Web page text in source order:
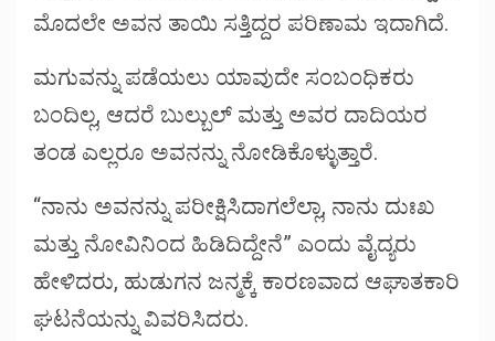
ಮೊದಲೇ ಅವನ ತಾಯಿ ಸತ್ತಿದ್ದರ ಪರಿಣಾಮ ಇದಾಗಿದೆ.
ಮಗುವನ್ನು ಪಡೆಯಲು ಯಾವುದೇ ಸಂಬಂಧಿಕರು
ಬಂದಿಲ್ಲ, ಆದರೆ ಬುಲ್ಬುಲ್ ಮತ್ತು ಅವರ ದಾದಿಯರ
ತಂಡ ಎಲ್ಲರೂ ಅವನನ್ನು ನೋಡಿಕೊಳ್ಳುತ್ತಾರೆ.
“ನಾನು ಅವನನ್ನು ಪರೀಕ್ಷಿಸಿದಾಗಲೆಲ್ಲಾ, ನಾನು ದುಃಖ
ಮತ್ತು ನೋವಿನಿಂದ ಹಿಡಿದಿದ್ದೇನೆ” ಎಂದು ವೈದ್ಯರು
ಹೇಳಿದರು, ಹುಡುಗನ ಜನ್ಮಕ್ಕೆ ಕಾರಣವಾದ ಆಘಾತಕಾರಿ
ಘಟನೆಯನ್ನು ವಿವರಿಸಿದರು.